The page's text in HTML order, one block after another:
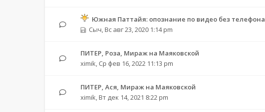
Южная Паттайя: опознание по видео без телефона
Сыч, Вс авг 23, 2020 1:14 pm
ПИТЕР, Роза, Мираж на Маяковской
ximik, Ср фев 16, 2022 11:13 pm
ПИТЕР, Ася, Мираж на Маяковской
ximik, Вт дек 14, 2021 8:22 pm